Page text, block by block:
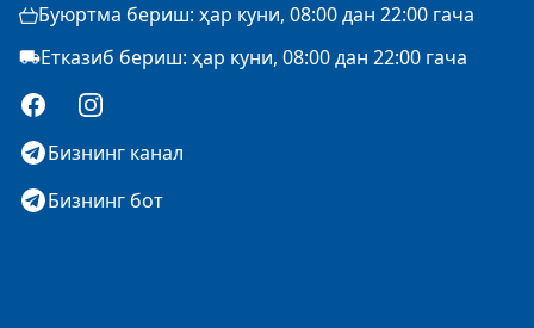
Буюртма бериш: ҳар куни, 08:00 дан 22:00 гача
Етказиб бериш: ҳар куни, 08:00 дан 22:00 гача
FacebookInstagram
Бизнинг канал
Бизнинг бот